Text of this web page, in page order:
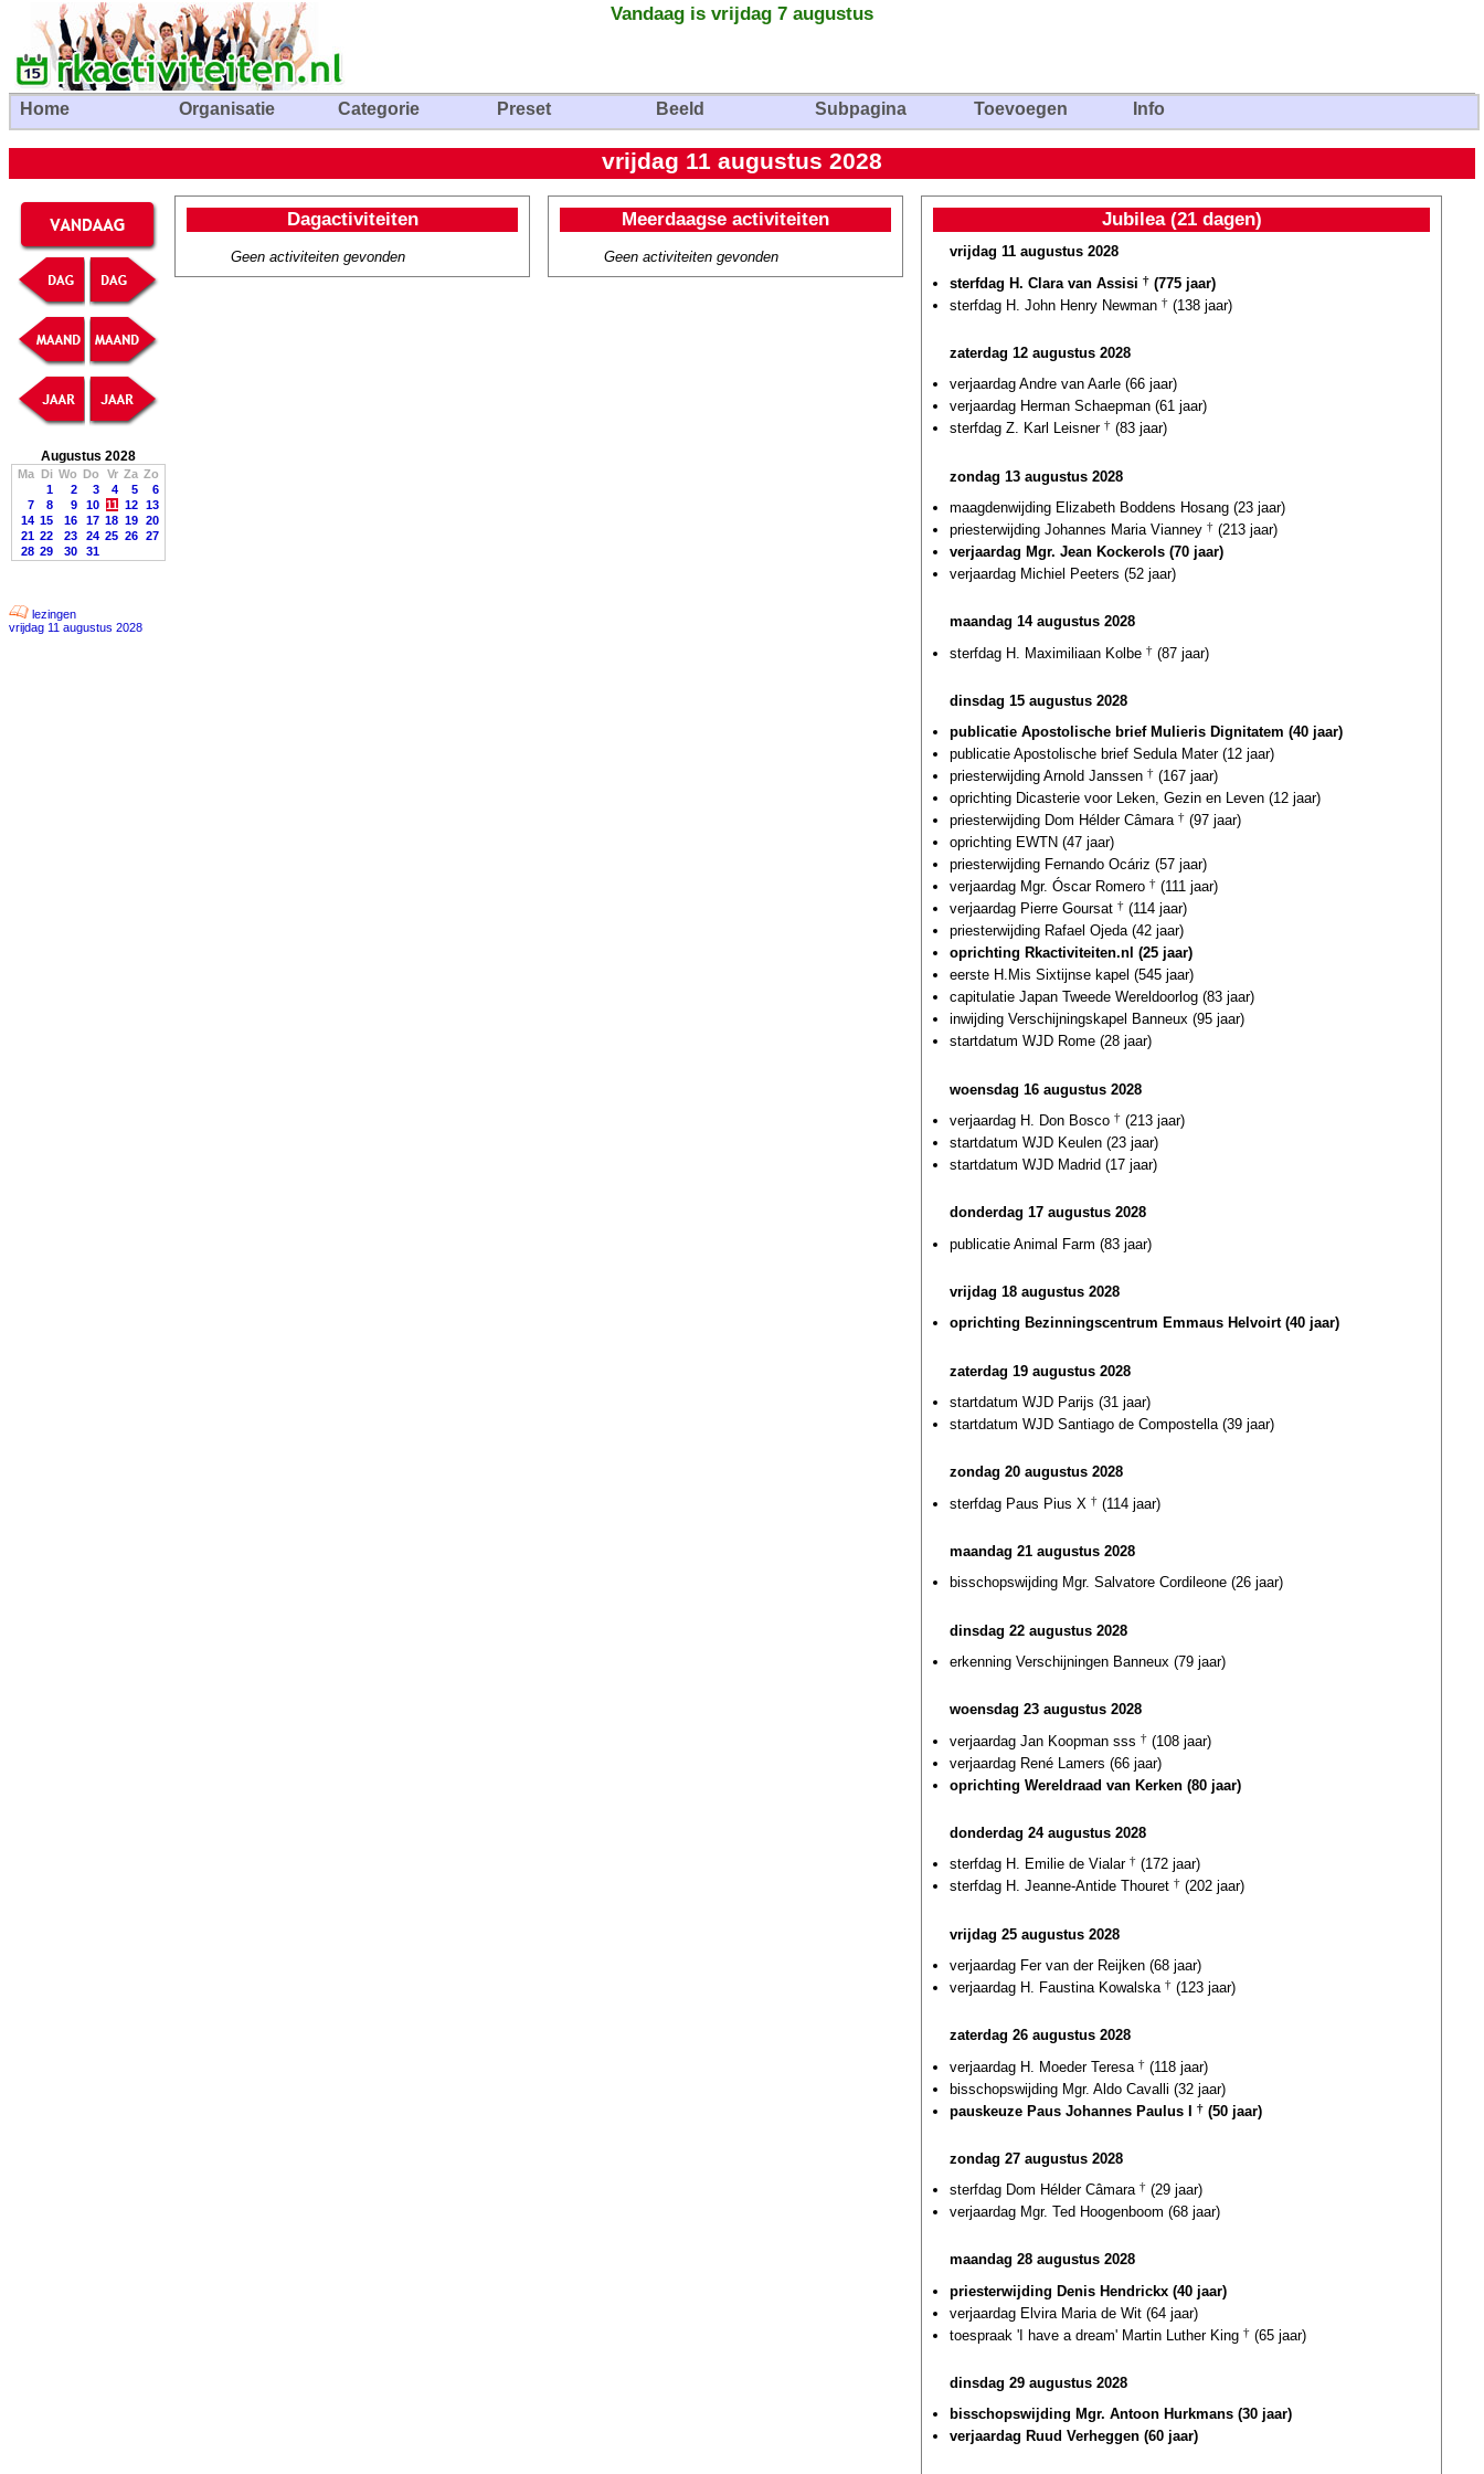
Vandaag is vrijdag 7 augustus
Home Organisatie Categorie Preset Beeld Subpagina Toevoegen Info
vrijdag 11 augustus 2028
Augustus 2028
Ma Di Wo Do Vr Za Zo
1
2 3 4 5
6
7
8 9 10 11 12 13
14 15 16 17 18 19 20
21 22 23 24 25 26 27
28 29 30 31
lezingen
vrijdag 11 augustus 2028
Dagactiviteiten
Geen activiteiten gevonden
Meerdaagse activiteiten
Geen activiteiten gevonden
Jubilea (21 dagen)
vrijdag 11 augustus 2028
sterfdag H. Clara van Assisi † (775 jaar)
sterfdag H. John Henry Newman † (138 jaar)
zaterdag 12 augustus 2028
verjaardag Andre van Aarle (66 jaar)
verjaardag Herman Schaepman (61 jaar)
sterfdag Z. Karl Leisner † (83 jaar)
zondag 13 augustus 2028
maagdenwijding Elizabeth Boddens Hosang (23 jaar)
priesterwijding Johannes Maria Vianney † (213 jaar)
verjaardag Mgr. Jean Kockerols (70 jaar)
verjaardag Michiel Peeters (52 jaar)
maandag 14 augustus 2028
sterfdag H. Maximiliaan Kolbe † (87 jaar)
dinsdag 15 augustus 2028
publicatie Apostolische brief Mulieris Dignitatem (40 jaar)
publicatie Apostolische brief Sedula Mater (12 jaar)
priesterwijding Arnold Janssen † (167 jaar)
oprichting Dicasterie voor Leken, Gezin en Leven (12 jaar)
priesterwijding Dom Hélder Câmara † (97 jaar)
oprichting EWTN (47 jaar)
priesterwijding Fernando Ocáriz (57 jaar)
verjaardag Mgr. Óscar Romero † (111 jaar)
verjaardag Pierre Goursat † (114 jaar)
priesterwijding Rafael Ojeda (42 jaar)
oprichting Rkactiviteiten.nl (25 jaar)
eerste H.Mis Sixtijnse kapel (545 jaar)
capitulatie Japan Tweede Wereldoorlog (83 jaar)
inwijding Verschijningskapel Banneux (95 jaar)
startdatum WJD Rome (28 jaar)
woensdag 16 augustus 2028
verjaardag H. Don Bosco † (213 jaar)
startdatum WJD Keulen (23 jaar)
startdatum WJD Madrid (17 jaar)
donderdag 17 augustus 2028
publicatie Animal Farm (83 jaar)
vrijdag 18 augustus 2028
oprichting Bezinningscentrum Emmaus Helvoirt (40 jaar)
zaterdag 19 augustus 2028
startdatum WJD Parijs (31 jaar)
startdatum WJD Santiago de Compostella (39 jaar)
zondag 20 augustus 2028
sterfdag Paus Pius X † (114 jaar)
maandag 21 augustus 2028
bisschopswijding Mgr. Salvatore Cordileone (26 jaar)
dinsdag 22 augustus 2028
erkenning Verschijningen Banneux (79 jaar)
woensdag 23 augustus 2028
verjaardag Jan Koopman sss † (108 jaar)
verjaardag René Lamers (66 jaar)
oprichting Wereldraad van Kerken (80 jaar)
donderdag 24 augustus 2028
sterfdag H. Emilie de Vialar † (172 jaar)
sterfdag H. Jeanne-Antide Thouret † (202 jaar)
vrijdag 25 augustus 2028
verjaardag Fer van der Reijken (68 jaar)
verjaardag H. Faustina Kowalska † (123 jaar)
zaterdag 26 augustus 2028
verjaardag H. Moeder Teresa † (118 jaar)
bisschopswijding Mgr. Aldo Cavalli (32 jaar)
pauskeuze Paus Johannes Paulus I † (50 jaar)
zondag 27 augustus 2028
sterfdag Dom Hélder Câmara † (29 jaar)
verjaardag Mgr. Ted Hoogenboom (68 jaar)
maandag 28 augustus 2028
priesterwijding Denis Hendrickx (40 jaar)
verjaardag Elvira Maria de Wit (64 jaar)
toespraak 'I have a dream' Martin Luther King † (65 jaar)
dinsdag 29 augustus 2028
bisschopswijding Mgr. Antoon Hurkmans (30 jaar)
verjaardag Ruud Verheggen (60 jaar)